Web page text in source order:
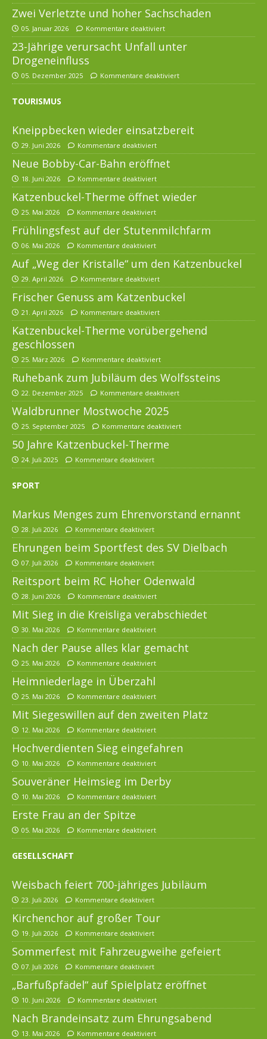
Zwei Verletzte und hoher Sachschaden
05. Januar 2026 Kommentare deaktiviert
23-Jährige verursacht Unfall unter
Drogeneinfluss
05. Dezember 2025 Kommentare deaktiviert
TOURISMUS
Kneippbecken wieder einsatzbereit
29. Juni 2026 Kommentare deaktiviert
Neue Bobby-Car-Bahn eröffnet
18. Juni 2026 Kommentare deaktiviert
Katzenbuckel-Therme öffnet wieder
25. Mai 2026 Kommentare deaktiviert
Frühlingsfest auf der Stutenmilchfarm
06. Mai 2026 Kommentare deaktiviert
Auf „Weg der Kristalle“ um den Katzenbuckel
29. April 2026 Kommentare deaktiviert
Frischer Genuss am Katzenbuckel
21. April 2026 Kommentare deaktiviert
Katzenbuckel-Therme vorübergehend
geschlossen
25. März 2026 Kommentare deaktiviert
Ruhebank zum Jubiläum des Wolfssteins
22. Dezember 2025 Kommentare deaktiviert
Waldbrunner Mostwoche 2025
25. September 2025 Kommentare deaktiviert
50 Jahre Katzenbuckel-Therme
24. Juli 2025 Kommentare deaktiviert
SPORT
Markus Menges zum Ehrenvorstand ernannt
28. Juli 2026 Kommentare deaktiviert
Ehrungen beim Sportfest des SV Dielbach
07. Juli 2026 Kommentare deaktiviert
Reitsport beim RC Hoher Odenwald
28. Juni 2026 Kommentare deaktiviert
Mit Sieg in die Kreisliga verabschiedet
30. Mai 2026 Kommentare deaktiviert
Nach der Pause alles klar gemacht
25. Mai 2026 Kommentare deaktiviert
Heimniederlage in Überzahl
25. Mai 2026 Kommentare deaktiviert
Mit Siegeswillen auf den zweiten Platz
12. Mai 2026 Kommentare deaktiviert
Hochverdienten Sieg eingefahren
10. Mai 2026 Kommentare deaktiviert
Souveräner Heimsieg im Derby
10. Mai 2026 Kommentare deaktiviert
Erste Frau an der Spitze
05. Mai 2026 Kommentare deaktiviert
GESELLSCHAFT
Weisbach feiert 700-jähriges Jubiläum
23. Juli 2026 Kommentare deaktiviert
Kirchenchor auf großer Tour
19. Juli 2026 Kommentare deaktiviert
Sommerfest mit Fahrzeugweihe gefeiert
07. Juli 2026 Kommentare deaktiviert
„Barfußpfädel“ auf Spielplatz eröffnet
10. Juni 2026 Kommentare deaktiviert
Nach Brandeinsatz zum Ehrungsabend
13. Mai 2026 Kommentare deaktiviert